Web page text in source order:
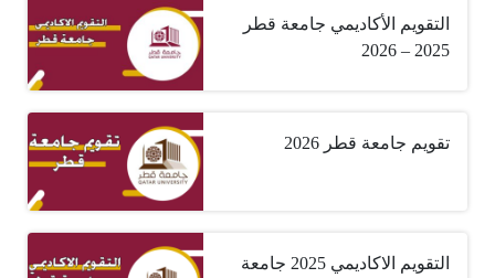
التقويم الأكاديمي جامعة قطر
2025 – 2026
تقويم جامعة قطر 2026
التقويم الاكاديمي 2025 جامعة